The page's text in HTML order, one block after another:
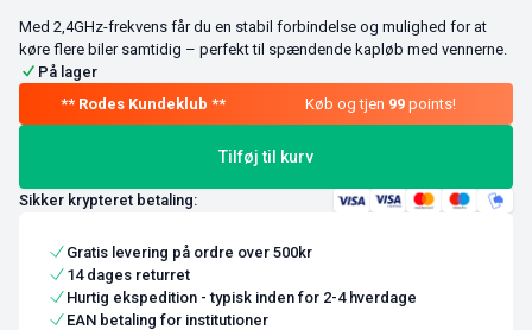
Med 2,4GHz-frekvens får du en stabil forbindelse og mulighed for at
køre flere biler samtidig – perfekt til spændende kapløb med vennerne.
På lager
Køb og tjen 99points!
Tilføj til kurv
Sikker krypteret betaling:
Gratis levering på ordre over 500kr
14 dages returret
Hurtig ekspedition - typisk inden for 2-4 hverdage
EAN betaling for institutioner